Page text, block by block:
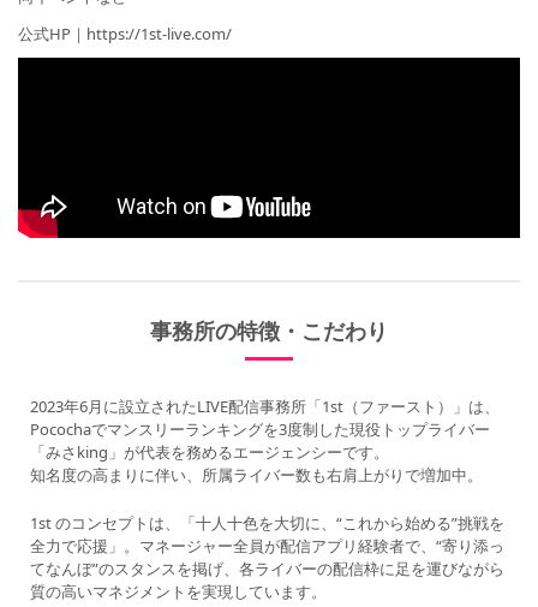
公式HP｜https://1st-live.com/
事務所の特徴・こだわり
2023年6月に設立されたLIVE配信事務所「1st（ファースト）」は、
Pocochaでマンスリーランキングを3度制した現役トップライバー
「みさking」が代表を務めるエージェンシーです。
知名度の高まりに伴い、所属ライバー数も右肩上がりで増加中。
1st のコンセプトは、「十人十色を大切に、“これから始める”挑戦を
全力で応援」。マネージャー全員が配信アプリ経験者で、“寄り添っ
てなんぼ”のスタンスを掲げ、各ライバーの配信枠に足を運びながら
質の高いマネジメントを実現しています。